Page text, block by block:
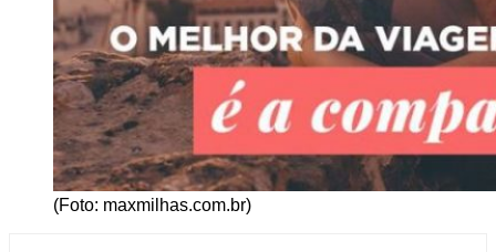
(Foto: maxmilhas.com.br)